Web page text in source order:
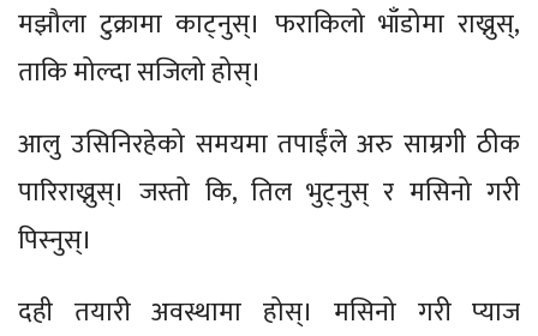
मझौला टुक्रामा काट्नुस्। फराकिलो भाँडोमा राख्नुस्,
ताकि मोल्दा सजिलो होस्।
आलु उसिनिरहेको समयमा तपाईंले अरु साम्रगी ठीक
पारिराख्नुस्। जस्तो कि, तिल भुट्नुस् र मसिनो गरी
पिस्नुस्।
दही तयारी अवस्थामा होस्। मसिनो गरी प्याज